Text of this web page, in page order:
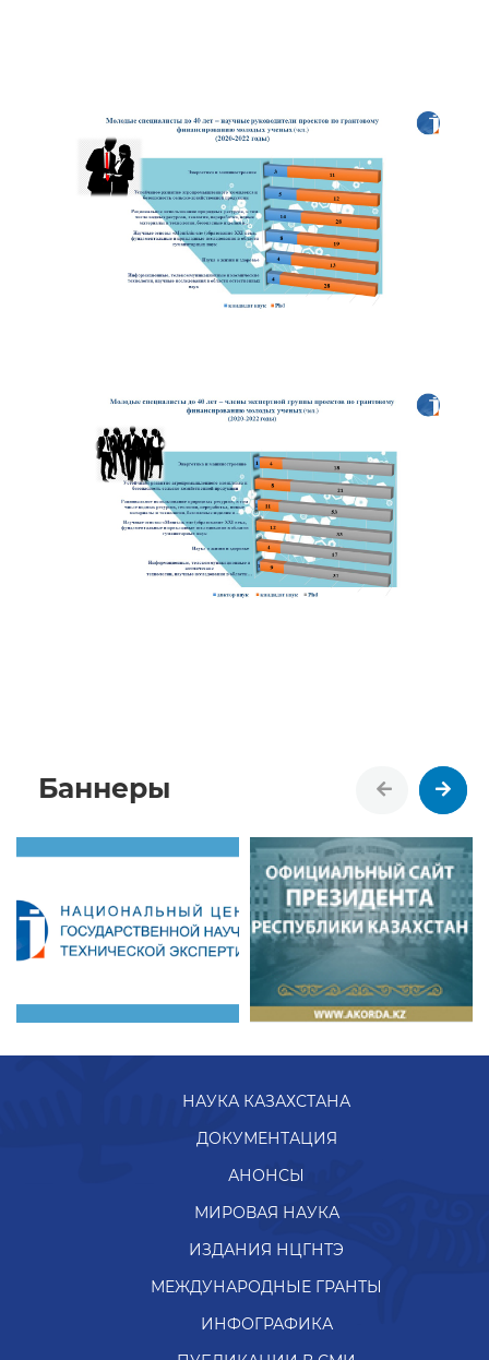
Баннеры
НАУКА КАЗАХСТАНА
ДОКУМЕНТАЦИЯ
АНОНСЫ
МИРОВАЯ НАУКА
ИЗДАНИЯ НЦГНТЭ
МЕЖДУНАРОДНЫЕ ГРАНТЫ
ИНФОГРАФИКА